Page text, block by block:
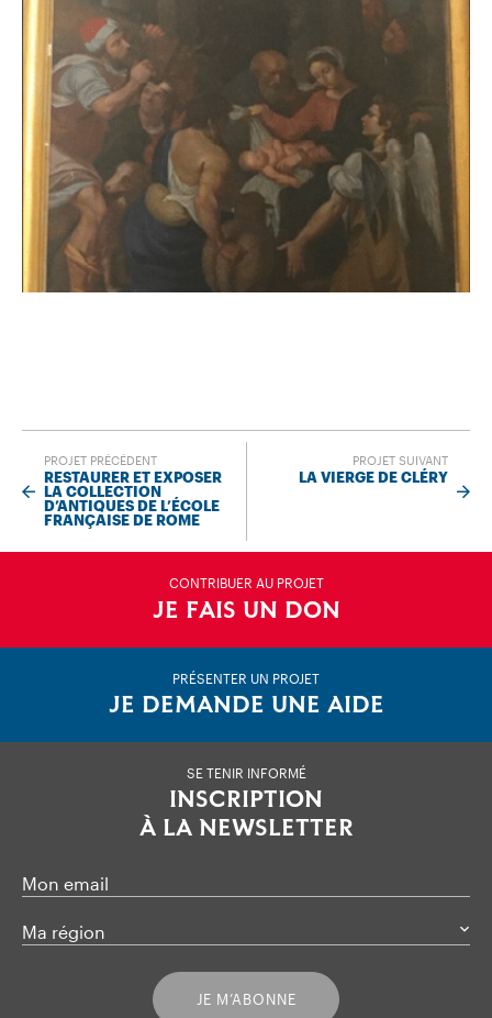
PROJET PRÉCÉDENT
RESTAURER ET EXPOSER
LA COLLECTION
D’ANTIQUES DE L’ÉCOLE
FRANÇAISE DE ROME
PROJET SUIVANT
LA VIERGE DE CLÉRY
CONTRIBUER AU PROJET
JE FAIS UN DON
PRÉSENTER UN PROJET
JE DEMANDE UNE AIDE
SE TENIR INFORMÉ
INSCRIPTION
À LA NEWSLETTER
Mon email
Ma région
JE M’ABONNE